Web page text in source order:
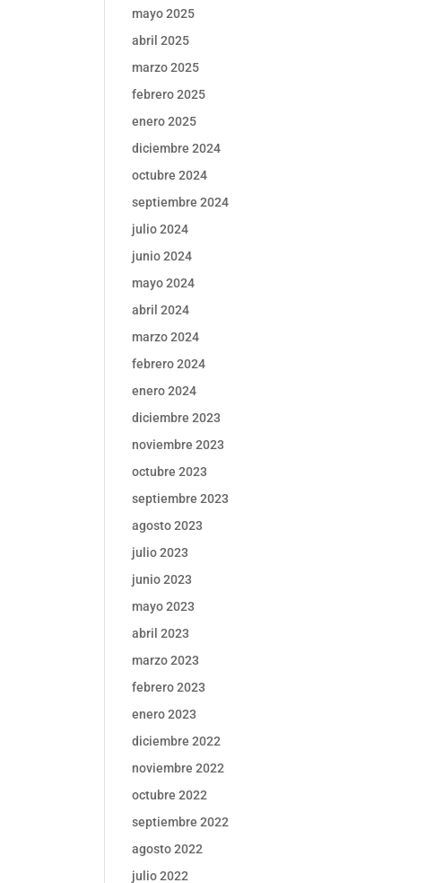
mayo 2025
abril 2025
marzo 2025
febrero 2025
enero 2025
diciembre 2024
octubre 2024
septiembre 2024
julio 2024
junio 2024
mayo 2024
abril 2024
marzo 2024
febrero 2024
enero 2024
diciembre 2023
noviembre 2023
octubre 2023
septiembre 2023
agosto 2023
julio 2023
junio 2023
mayo 2023
abril 2023
marzo 2023
febrero 2023
enero 2023
diciembre 2022
noviembre 2022
octubre 2022
septiembre 2022
agosto 2022
julio 2022